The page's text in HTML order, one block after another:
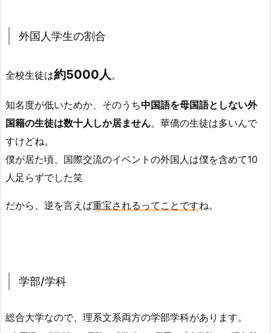
外国人学生の割合
全校生徒は約5000人。
知名度が低いためか、そのうち中国語を母国語としない外
国籍の生徒は数十人しか居ません。華僑の生徒は多いんで
すけどね。
僕が居た頃、国際交流のイベントの外国人は僕を含めて10
人足らずでした笑
だから、逆を言えば重宝されるってことですね。
学部/学科
総合大学なので、理系文系両方の学部学科があります。